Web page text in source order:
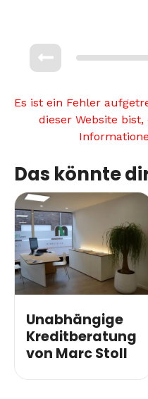
Es ist ein Fehler
dieser Website
Das könnte
Unabhängige
Kreditberatung
von Marc Stoll